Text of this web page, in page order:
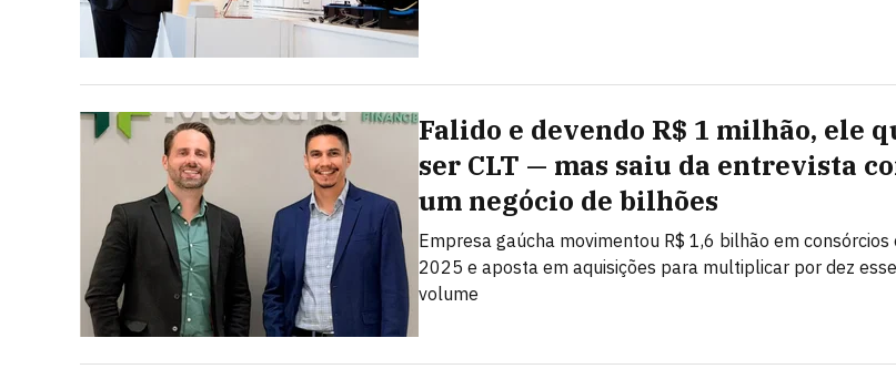
Falido e devendo R$ 1 milhão, ele
ser CLT — mas saiu da entrevista
um negócio de bilhões
Empresa gaúcha movimentou R$ 1,6 bilhão em consórcios
2025 e aposta em aquisições para multiplicar por dez esse
volume